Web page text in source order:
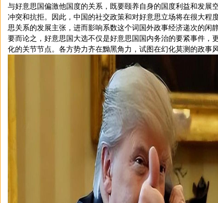
与好意思国偏激他国度的关系，既要颐养自身的国度利益和发展
冲突和抗拒。因此，中国的社交政策和对好意思立场将在很大程
思关系的发展主张，进而影响系数这个词国外政事经济递次的闲
要而论之，好意思国大选不仅是好意思国国内务治的要紧事件，
化的关节节点。各方势力齐在黝黑角力，试图在幻化莫测的政事